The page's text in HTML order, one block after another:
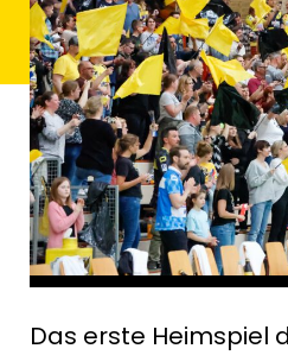
Das erste Heimspiel